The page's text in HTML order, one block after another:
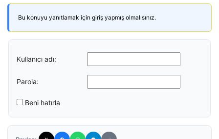
Bu konuyu yanıtlamak için giriş yapmış olmalısınız.
Kullanıcı adı:
Parola:
Beni hatırla